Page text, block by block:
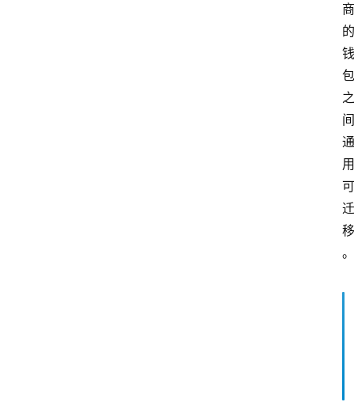
商
的
钱
包
之
间
通
用
可
迁
移
。